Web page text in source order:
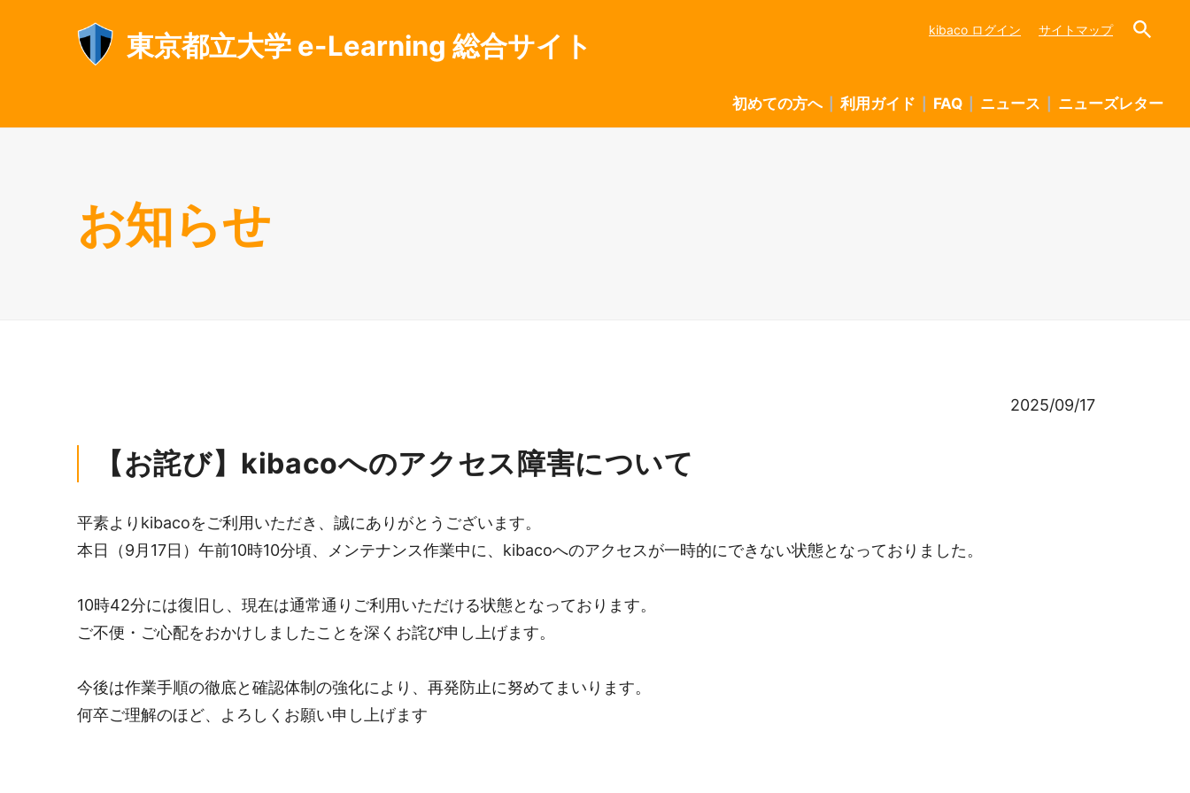
お知らせ
2025/09/17
【お詫び】kibacoへのアクセス障害について
平素よりkibacoをご利用いただき、誠にありがとうございます。
本日（9月17日）午前10時10分頃、メンテナンス作業中に、kibacoへのアクセスが一時的にできない状態となっておりました。
10時42分には復旧し、現在は通常通りご利用いただける状態となっております。
ご不便・ご心配をおかけしましたことを深くお詫び申し上げます。
今後は作業手順の徹底と確認体制の強化により、再発防止に努めてまいります。
何卒ご理解のほど、よろしくお願い申し上げます
kibaco ログイン サイトマップ
初めての方へ 利用ガイド FAQ ニュース ニューズレター
東京都立大学 e-Learning 総合サイト